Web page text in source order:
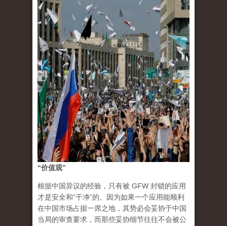
“价值观”
根据中国异议的经验，只有被 GFW 封锁的应用
才是安全和“干净”的。因为如果一个应用能顺利
在中国市场占据一席之地，其势必会妥协于中国
当局的审查要求，而那些妥协细节往往不会被公